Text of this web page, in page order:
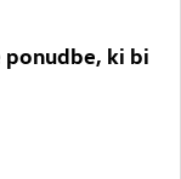
ponudbe, ki bi